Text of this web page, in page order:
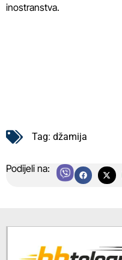
inostranstva.
Tag: džamija
Podijeli na: